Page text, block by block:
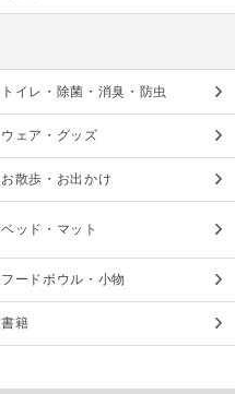
トイレ・除菌・消臭・防虫
ウェア・グッズ
お散歩・お出かけ
ベッド・マット
フードボウル・小物
書籍